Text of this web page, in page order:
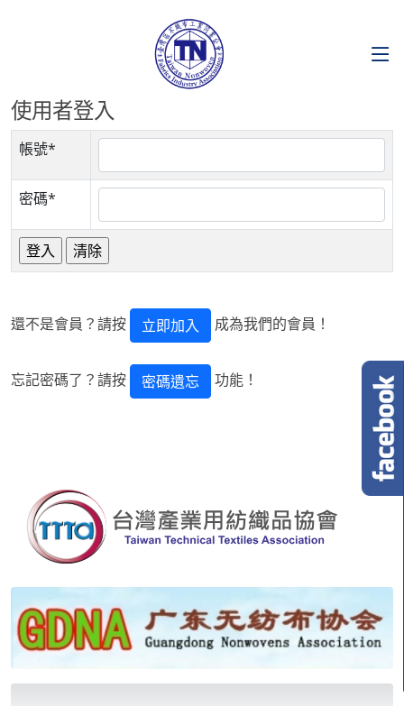
使用者登入
帳號*
密碼*
還不是會員？請按 立即加入 成為我們的會員！
忘記密碼了？請按 密碼遺忘 功能！